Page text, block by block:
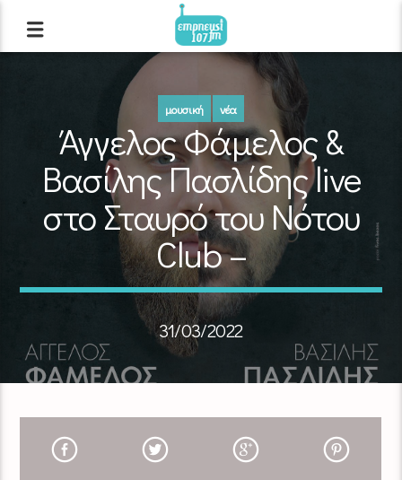
μουσική νέα
Άγγελος Φάμελος &
Βασίλης Πασλίδης live
στο Σταυρό του Νότου
Club –
31/03/2022